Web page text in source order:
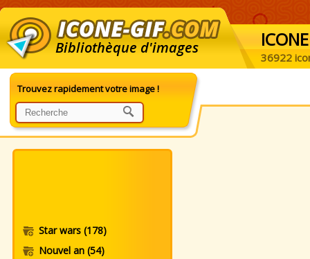
Bibliothèque d'images ICONE
36922
Trouvez rapidement votre image !
Star wars (178)
Nouvel an (54)